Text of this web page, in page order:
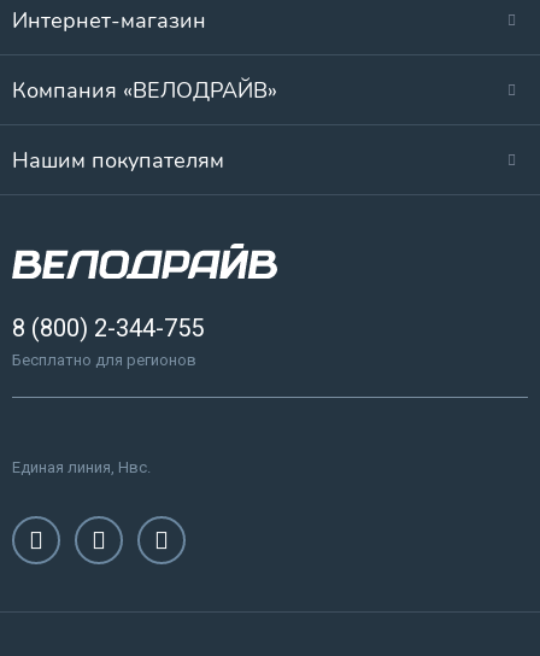
Интернет-магазин
Компания «ВЕЛОДРАЙВ»
Нашим покупателям
8 (800) 2-344-755
Бесплатно для регионов
Единая линия, Нвс.